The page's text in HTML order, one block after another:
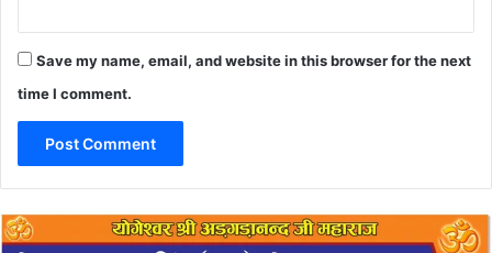
Save my name, email, and website in this browser for the next
time I comment.